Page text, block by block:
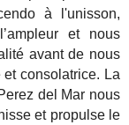
à l'unisson,
et nous
avant de nous
consolatrice. La
del Mar nous
et propulse le